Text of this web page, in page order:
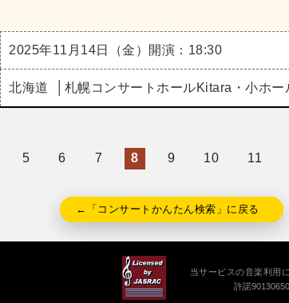
2025年11月14日（金） 開演：18:30
北海道 札幌コンサートホールKitara・小ホー
5 6 7 8 9 10 11
←「コンサートかんたん検索」に戻る
当サービスの音楽利用
許諾